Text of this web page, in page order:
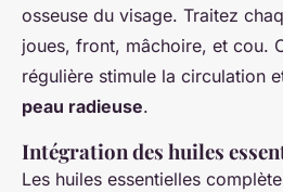
osseuse du visage. Traitez
joues, front, mâchoire, et cou.
régulière stimule la circulation
peau radieuse.
Intégration des huiles
Les huiles essentielles